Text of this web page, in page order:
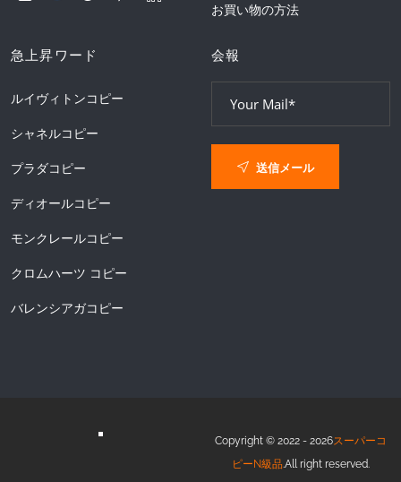
お買い物の方法
急上昇ワード
ルイヴィトンコピー
シャネルコピー
プラダコピー
ディオールコピー
モンクレールコピー
クロムハーツ コピー
バレンシアガコピー
会報
送信メール
Copyright © 2022 - 2026スーパーコ
ピーN級品.All right reserved.